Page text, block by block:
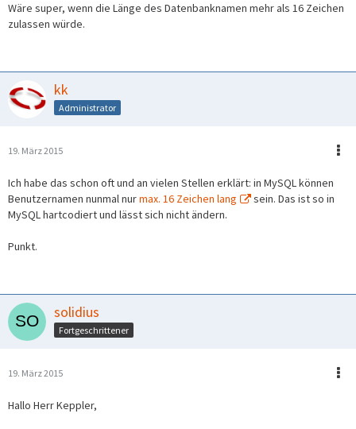
Wäre super, wenn die Länge des Datenbanknamen mehr als 16 Zeichen
zulassen würde.
kk
Administrator
19. März 2015
Ich habe das schon oft und an vielen Stellen erklärt: in MySQL können
Benutzernamen nunmal nurmax. 16 Zeichen lang
sein. Das ist so in
MySQL hartcodiert und lässt sich nicht ändern.
Punkt.
solidius
Fortgeschrittener
19. März 2015
Hallo Herr Keppler,